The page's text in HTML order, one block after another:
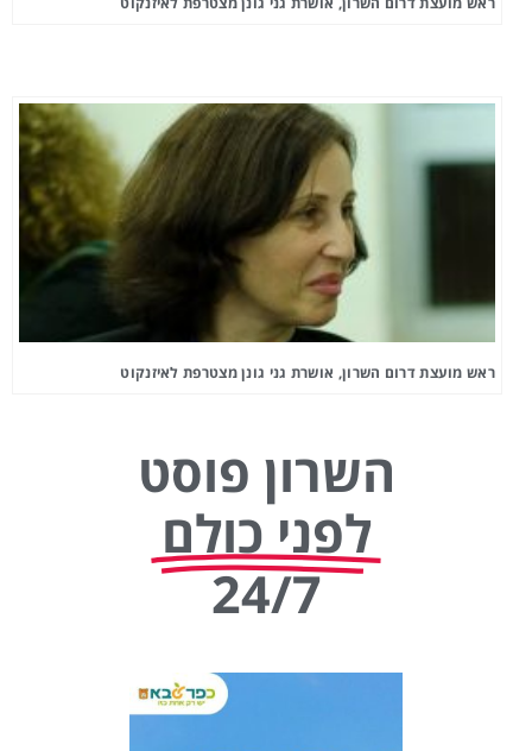
ראש מועצת דרום השרון, אושרת גני גונן מצטרפת לאיזנקוט
השרון פוסט
לפני כולם
24/7